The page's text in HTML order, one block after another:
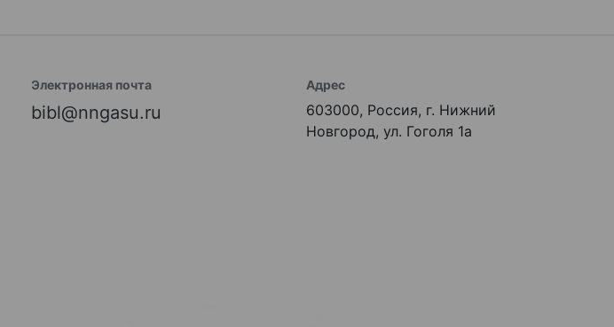
Электронная почта
bibl@nngasu.ru
Адрес
603000, Россия, г. Нижний
Новгород, ул. Гоголя 1а